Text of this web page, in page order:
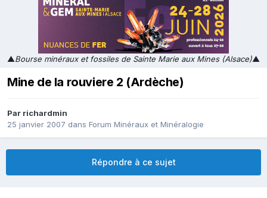
▲Bourse minéraux et fossiles de Sainte Marie aux Mines (Alsace)▲
Mine de la rouviere 2 (Ardèche)
Par richardmin
25 janvier 2007 dans Forum Minéraux et Minéralogie
Répondre à ce sujet